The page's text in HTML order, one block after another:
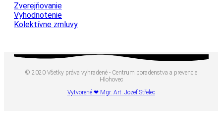
Zverejňovanie
Vyhodnotenie
Kolektívne zmluvy
© 2020 Všetky práva vyhradené - Centrum poradenstva a prevencie
Hlohovec
Vytvorené ❤ Mgr. Art. Jozef Střelec